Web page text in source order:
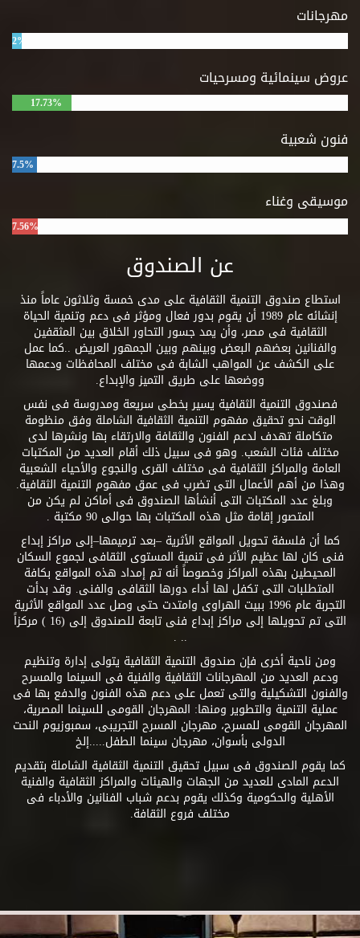
مهرجانات
2%
عروض سينمائية ومسرحيات
17.73%
فنون شعبية
7.5%
موسيقى وغناء
7.56%
عن الصندوق
استطاع صندوق التنمية الثقافية على مدى خمسة وثلاثون عاماً منذ
إنشائه عام 1989 أن يقوم بدور فعال ومؤثر فى دعم وتنمية الحياة
الثقافية فى مصر، وأن يمد جسور التحاور الخلاق بين المثقفين
والفنانين بعضهم البعض وبينهم وبين الجمهور العريض ..كما عمل
على الكشف عن المواهب الشابة فى مختلف المحافظات ودعمها
ووضعها على طريق التميز والإبداع.
فصندوق التنمية الثقافية يسير بخطى سريعة ومدروسة فى نفس
الوقت نحو تحقيق مفهوم التنمية الثقافية الشاملة وفق منظومة
متكاملة تهدف لدعم الفنون والثقافة والارتقاء بها ونشرها لدى
مختلف فئات الشعب. وهو فى سبيل ذلك أقام العديد من المكتبات
العامة والمراكز الثقافية فى مختلف القرى والنجوع والأحياء الشعبية
وهذا من أهم الأعمال التى تضرب فى عمق مفهوم التنمية الثقافية.
وبلغ عدد المكتبات التى أنشأها الصندوق فى أماكن لم يكن من
المتصور إقامة مثل هذه المكتبات بها حوالى 90 مكتبة .
كما أن فلسفة تحويل المواقع الأثرية –بعد ترميمها–إلى مراكز إبداع
فنى كان لها عظيم الأثر فى تنمية المستوى الثقافى لجموع السكان
المحيطين بهذه المراكز وخصوصاً أنه تم إمداد هذه المواقع بكافة
المتطلبات التى تكفل لها أداء دورها الثقافى والفنى. وقد بدأت
التجربة عام 1996 ببيت الهراوى وامتدت حتى وصل عدد المواقع الأثرية
التى تم تحويلها إلى مراكز إبداع فنى تابعة للصندوق إلى (16 ) مركزاً
.. .
ومن ناحية أخرى فإن صندوق التنمية الثقافية يتولى إدارة وتنظيم
ودعم العديد من المهرجانات الثقافية والفنية فى السينما والمسرح
والفنون التشكيلية والتى تعمل على دعم هذه الفنون والدفع بها فى
عملية التنمية والتطوير ومنها: المهرجان القومى للسينما المصرية،
المهرجان القومى للمسرح، مهرجان المسرح التجريبى، سمبوزيوم النحت
الدولى بأسوان، مهرجان سينما الطفل.....إلخ
كما يقوم الصندوق فى سبيل تحقيق التنمية الثقافية الشاملة بتقديم
الدعم المادى للعديد من الجهات والهيئات والمراكز الثقافية والفنية
الأهلية والحكومية وكذلك يقوم بدعم شباب الفنانين والأدباء فى
مختلف فروع الثقافة.